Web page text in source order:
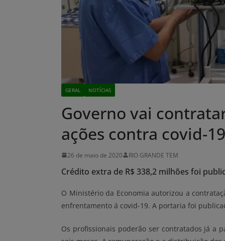
GERAL NOTÍCIAS
Governo vai
ações contra covid-19
26 de maio de 2020 RIO GRANDE TEM
Crédito extra de R$ 338,2 milhões foi
O Ministério da Economia autorizou a
enfrentamento á covid-19. A portaria foi
Os profissionais poderão ser contratados já a